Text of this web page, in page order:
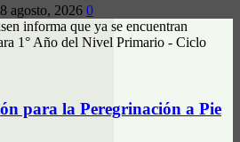
8 agosto, 2026 0
informa que ya se encuentran
1° Año del Nivel Primario - Ciclo
para la Peregrinación a Pie